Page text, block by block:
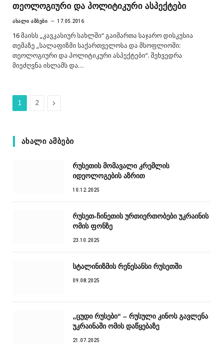
თეოლოგიური და პოლიტიკური ასპექტები
ᲐᲮᲐᲚᲘ ᲐᲛᲑᲔᲑᲘ 17.05.2016
16 მაისს „კავკასიურ სახლში“ გაიმართა საჯარო დისკუსია
თემაზე „სალაფიზმი საქართველოსა და მსოფლიოში:
თეოლოგიური და პოლიტიკური ასპექტები“. შეხვედრა
მიეძღვნა ისლამს და…
1 2 Next
ᲐᲮᲐᲚᲘ ᲐᲛᲑᲔᲑᲘ
რუსეთის მომავალი კრემლის
იდეოლოგების აზრით
10.12.2025
რუსეთ-ჩინეთის ურთიერთობები უკრაინის
ომის ფონზე
23.10.2025
სტალინიზმის რენესანსი რუსეთში
09.08.2025
„ცუდი რუსები“ – რუსული კინოს გავლენა
უკრაინაში ომის დაწყებაზე
21.07.2025